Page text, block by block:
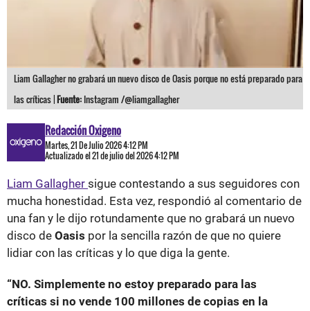
Liam Gallagher no grabará un nuevo disco de Oasis porque no está preparado para
las críticas |Fuente: Instagram /@liamgallagher
Redacción Oxigeno
Martes, 21 De Julio 2026 4:12 PM
Actualizado el 21 de julio del 2026 4:12 PM
Liam Gallagher sigue contestando a sus seguidores con
mucha honestidad. Esta vez, respondió al comentario de
una fan y le dijo rotundamente que no grabará un nuevo
disco de Oasis por la sencilla razón de que no quiere
lidiar con las críticas y lo que diga la gente.
“NO. Simplemente no estoy preparado para las
críticas si no vende 100 millones de copias en la